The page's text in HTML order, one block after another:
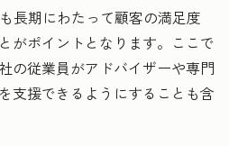
長期にわたって顧客の満足度
がポイントとなります。ここで
の従業員がアドバイザーや専門
支援できるようにすることも含